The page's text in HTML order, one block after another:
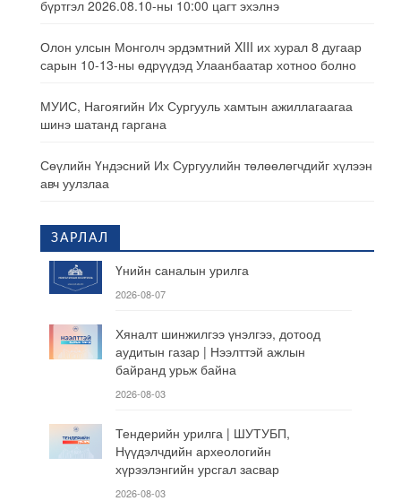
бүртгэл 2026.08.10-ны 10:00 цагт эхэлнэ
Олон улсын Монголч эрдэмтний XIII их хурал 8 дугаар
сарын 10-13-ны өдрүүдэд Улаанбаатар хотноо болно
МУИС, Нагоягийн Их Сургууль хамтын ажиллагаагаа
шинэ шатанд гаргана
Сөүлийн Үндэсний Их Сургуулийн төлөөлөгчдийг хүлээн
авч уулзлаа
ЗАРЛАЛ
Үнийн саналын урилга
2026-08-07
Хяналт шинжилгээ үнэлгээ, дотоод
аудитын газар | Нээлттэй ажлын
байранд урьж байна
2026-08-03
Тендерийн урилга | ШУТУБП,
Нүүдэлчдийн археологийн
хүрээлэнгийн урсгал засвар
2026-08-03